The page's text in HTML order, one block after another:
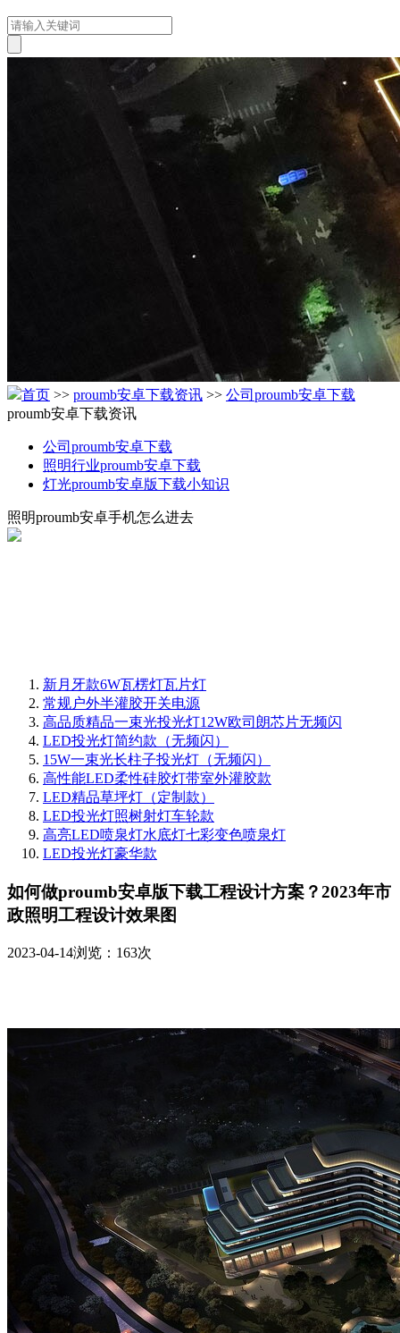
首页 >> proumb安卓下载资讯 >> 公司proumb安卓下载
proumb安卓下载资讯
公司proumb安卓下载
照明行业proumb安卓下载
灯光proumb安卓版下载小知识
照明proumb安卓手机怎么进去
新月牙款6W瓦楞灯瓦片灯
常规户外半灌胶开关电源
高品质精品一束光投光灯12W欧司朗芯片无频闪
LED投光灯简约款（无频闪）
15W一束光长柱子投光灯（无频闪）
高性能LED柔性硅胶灯带室外灌胶款
LED精品草坪灯（定制款）
LED投光灯照树射灯车轮款
高亮LED喷泉灯水底灯七彩变色喷泉灯
LED投光灯豪华款
如何做proumb安卓版下载工程设计方案？2023年市
政照明工程设计效果图
2023-04-14浏览：163次